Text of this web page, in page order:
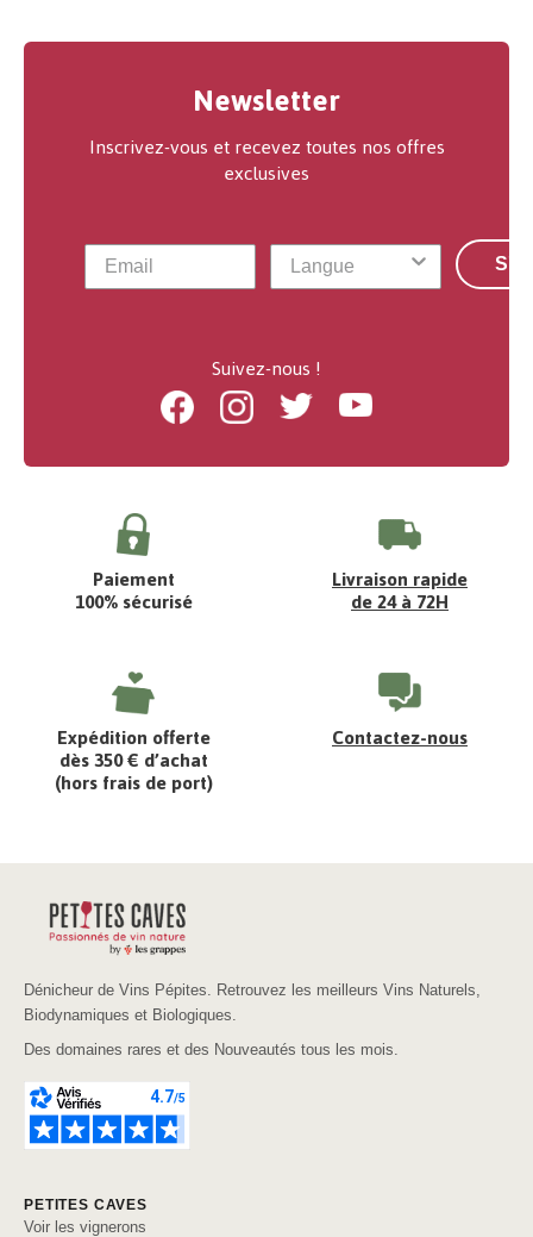
Newsletter
Inscrivez-vous et recevez toutes nos offres
exclusives
Suivez-nous !
FacebookInstagramTwitter Youtube
Paiement
100% sécurisé
Livraison rapide
de 24 à 72H
Expédition offerte
dès 350 € d’achat
(hors frais de port)
Contactez-nous
Dénicheur de Vins Pépites. Retrouvez les meilleurs Vins Naturels,
Biodynamiques et Biologiques.
Des domaines rares et des Nouveautés tous les mois.
PETITES CAVES
Voir les vignerons